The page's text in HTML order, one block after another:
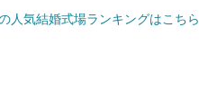
人気結婚式場ランキングはこちら